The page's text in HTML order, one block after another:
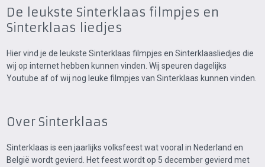
De leukste Sinterklaas filmpjes en
Sinterklaas liedjes
Hier vind je de leukste Sinterklaas filmpjes en Sinterklaasliedjes die
wij op internet hebben kunnen vinden. Wij speuren dagelijks
Youtube af of wij nog leuke filmpjes van Sinterklaas kunnen vinden.
Over Sinterklaas
Sinterklaas is een jaarlijks volksfeest wat vooral in Nederland en
België wordt gevierd. Het feest wordt op 5 december gevierd met